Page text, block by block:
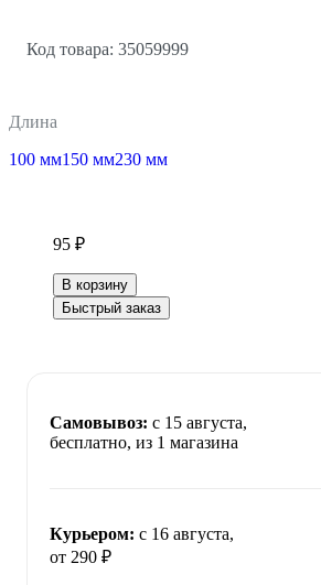
Код товара: 35059999
Длина
100 мм150 мм230 мм
95 ₽
В корзину
Быстрый заказ
Самовывоз: c 15 августа,
бесплатно, из 1 магазина
Курьером: c 16 августа,
от 290 ₽